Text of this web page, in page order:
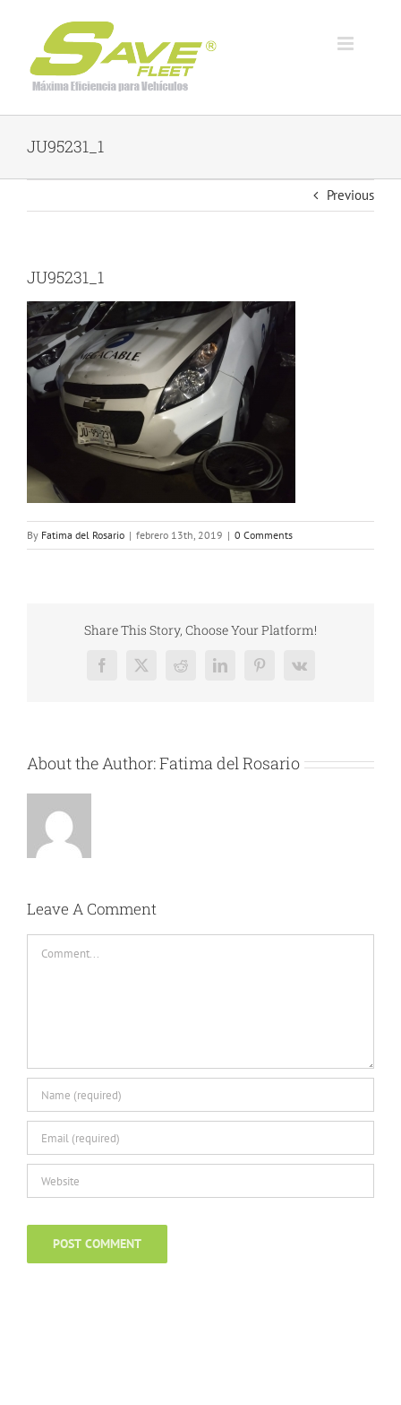
content
JU95231_1
Previous
JU95231_1
By Fatima del Rosario | febrero 13th, 2019 | 0 Comments
Share This Story, Choose Your Platform!
Facebook
X RedditLinkedInPinterest
Vk
About the Author:Fatima del Rosario
Leave A Comment